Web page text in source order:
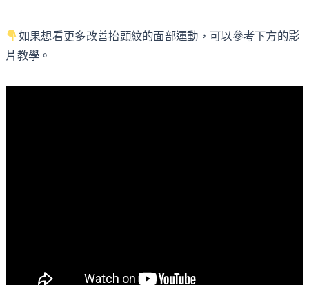
如果想看更多改善抬頭紋的面部運動，可以參考下方的影
片教學。